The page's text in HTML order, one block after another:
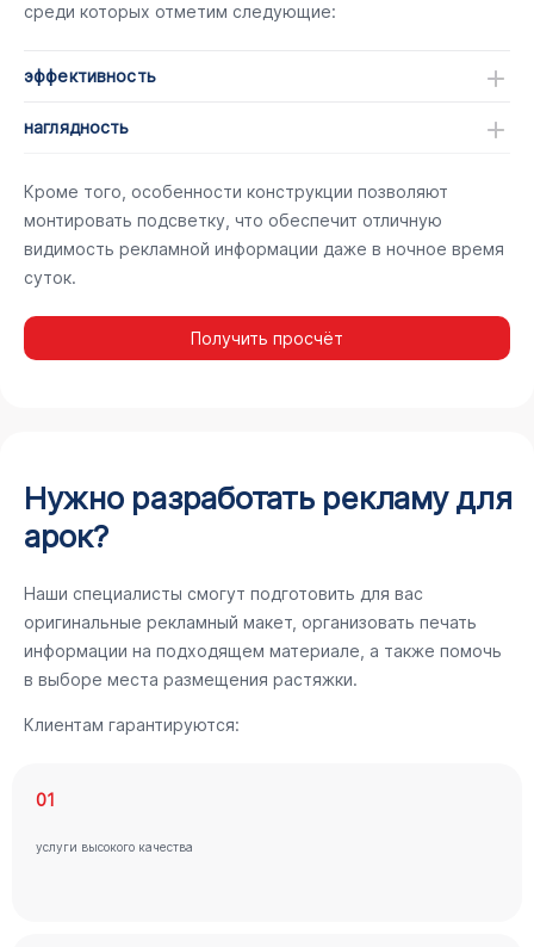
среди которых отметим следующие:
эффективность
наглядность
Кроме того, особенности конструкции позволяют
монтировать подсветку, что обеспечит отличную
видимость рекламной информации даже в ночное время
суток.
Получить просчёт
Нужно разработать рекламу для
арок?
Наши специалисты смогут подготовить для вас
оригинальные рекламный макет, организовать печать
информации на подходящем материале, а также помочь
в выборе места размещения растяжки.
Клиентам гарантируются:
01
услуги высокого качества